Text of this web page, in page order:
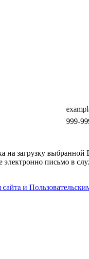
999-
на загрузку
электронно письмо в
и